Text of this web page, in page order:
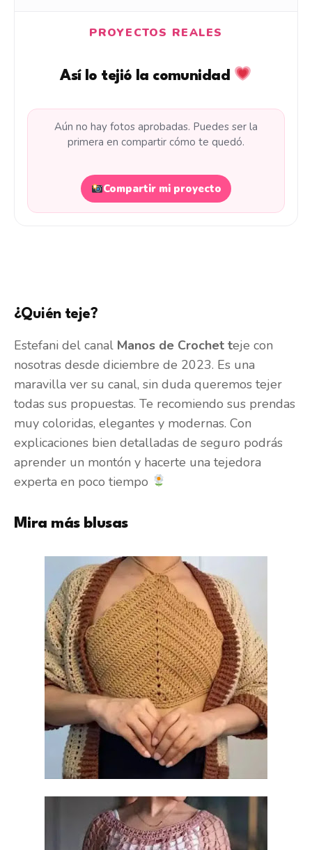
PROYECTOS REALES
Así lo tejió la comunidad
Aún no hay fotos aprobadas. Puedes ser la
primera en compartir cómo te quedó.
Compartir mi proyecto
¿Quién teje?
Estefani del canal Manos de Crochet teje con
nosotras desde diciembre de 2023. Es una
maravilla ver su canal, sin duda queremos tejer
todas sus propuestas. Te recomiendo sus prendas
muy coloridas, elegantes y modernas. Con
explicaciones bien detalladas de seguro podrás
aprender un montón y hacerte una tejedora
experta en poco tiempo
Mira más blusas